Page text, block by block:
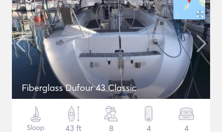
Fiberglass Dufour 43 Classic
Sloop
43 ft
8 4 4